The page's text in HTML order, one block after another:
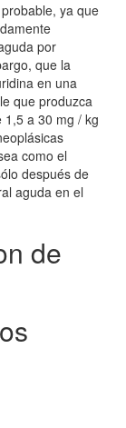
ya que
por
que la
en una
que produzca
1,5 a 30 mg / kg
como el
después de
aguda en el
de